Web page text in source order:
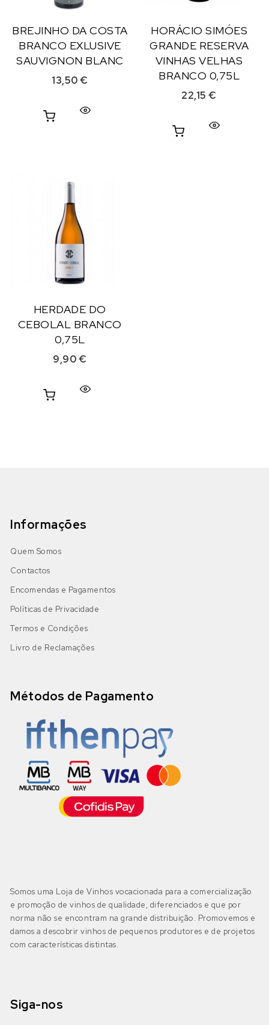
BREJINHO DA COSTA
BRANCO EXLUSIVE
SAUVIGNON BLANC
13,50€
HORÁCIO SIMÓES
GRANDE RESERVA
VINHAS VELHAS
BRANCO 0,75L
22,15€
HERDADE DO
CEBOLAL BRANCO
0,75L
9,90€
Informações
Quem Somos
Contactos
Encomendas e Pagamentos
Políticas de Privacidade
Termos e Condições
Livro de Reclamações
Métodos de Pagamento
Somos uma Loja de Vinhos vocacionada para a comercialização
e promoção de vinhos de qualidade, diferenciados e que por
norma não se encontram na grande distribuição. Promovemos e
damos a descobrir vinhos de pequenos produtores e de projetos
com características distintas.
Siga-nos